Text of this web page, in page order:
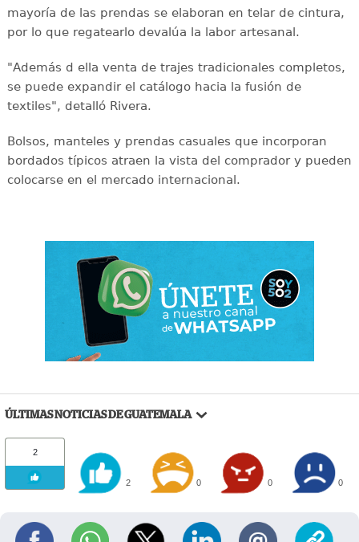
mayoría de las prendas se elaboran en telar de cintura,
por lo que regatearlo devalúa la labor artesanal.
"Además d ella venta de trajes tradicionales completos,
se puede expandir el catálogo hacia la fusión de
textiles", detalló Rivera.
Bolsos, manteles y prendas casuales que incorporan
bordados típicos atraen la vista del comprador y pueden
colocarse en el mercado internacional.
ÚLTIMAS NOTICIAS DE GUATEMALA
2
2 0 0 0